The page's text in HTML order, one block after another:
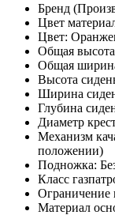
Бренд
Цвет
Цвет:
Общая
Общая
Высота
Ширина
Глубина
Диаметр
Механизм
положении)
Подножка:
Класс
Ограничение
Материал